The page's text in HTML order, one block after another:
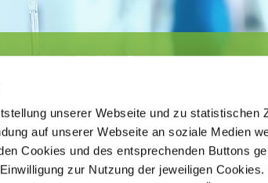
unserer Webseite und zu statistischen
auf unserer Webseite an soziale Medien
Cookies und des entsprechenden Buttons
zur Nutzung der jeweiligen Cookies.
des öffentlichen Rechts